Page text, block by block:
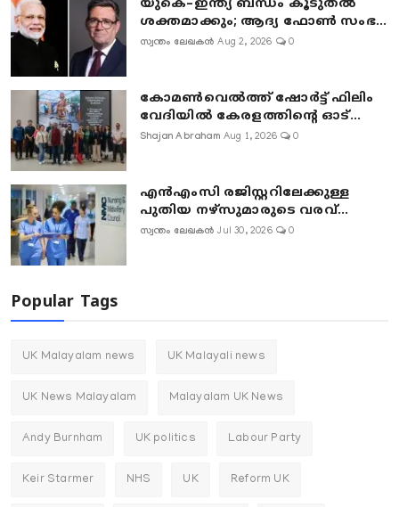
യുകെ–ഇന്ത്യ ബന്ധം കൂടുതൽ
ശക്തമാക്കും; ആദ്യ ഫോൺ സംഭ...
സ്വന്തം ലേഖകൻ Aug 2, 2026 0
കോമൺവെൽത്ത് ഷോർട്ട് ഫിലിം
വേദിയിൽ കേരളത്തിന്റെ ഓട്...
Shajan Abraham Aug 1, 2026 0
എൻഎംസി രജിസ്റ്ററിലേക്കുള്ള
പുതിയ നഴ്‌സുമാരുടെ വരവ്...
സ്വന്തം ലേഖകൻ Jul 30, 2026 0
Popular Tags
UK Malayalam news UK Malayali news
UK News Malayalam Malayalam UK News
Andy Burnham UK politics Labour Party
Keir Starmer NHS UK Reform UK